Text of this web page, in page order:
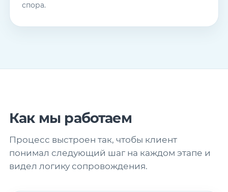
спора.
Как мы работаем
Процесс выстроен так, чтобы клиент
понимал следующий шаг на каждом этапе и
видел логику сопровождения.